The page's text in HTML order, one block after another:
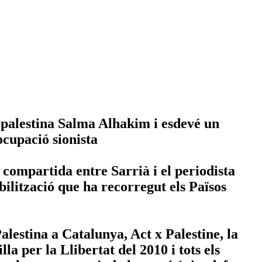
Salma Alhakim i esdevé un
sionista
entre Sarrià i el periodista
que ha recorregut els Països
a Catalunya, Act x Palestine, la
per la Llibertat del 2010 i tots els